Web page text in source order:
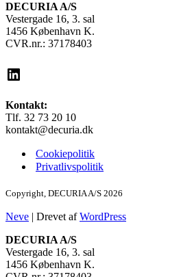
DECURIA A/S
Vestergade 16, 3. sal
1456 København K.
CVR.nr.: 37178403
LinkedIn
Kontakt:
Tlf. 32 73 20 10
kontakt@decuria.dk
Cookiepolitik
Privatlivspolitik
Copyright, DECURIA A/S 2026
Neve | Drevet afWordPress
DECURIA A/S
Vestergade 16, 3. sal
1456 København K.